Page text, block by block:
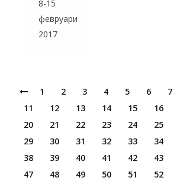
8-15
февруари
2017
1 2 3 4 5 6 7
11
12 13 14 15 16
20
21 22 23 24 25
29
30 31 32 33 34
38
39 40 41 42 43
47
48 49 50 51 52